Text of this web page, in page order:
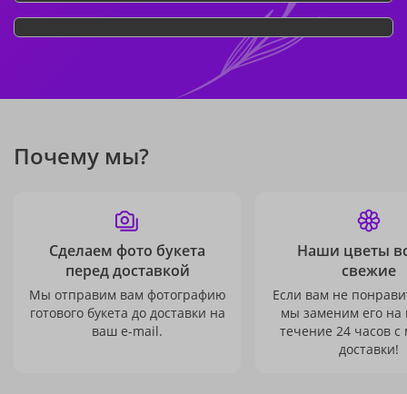
Почему мы?
Сделаем фото букета
перед доставкой
Мы отправим вам фотографию
готового букета до доставки на
ваш e-mail.
Наши цветы
свежие
Если вам не
мы заменим его на
течение 24 часов с
доставки!